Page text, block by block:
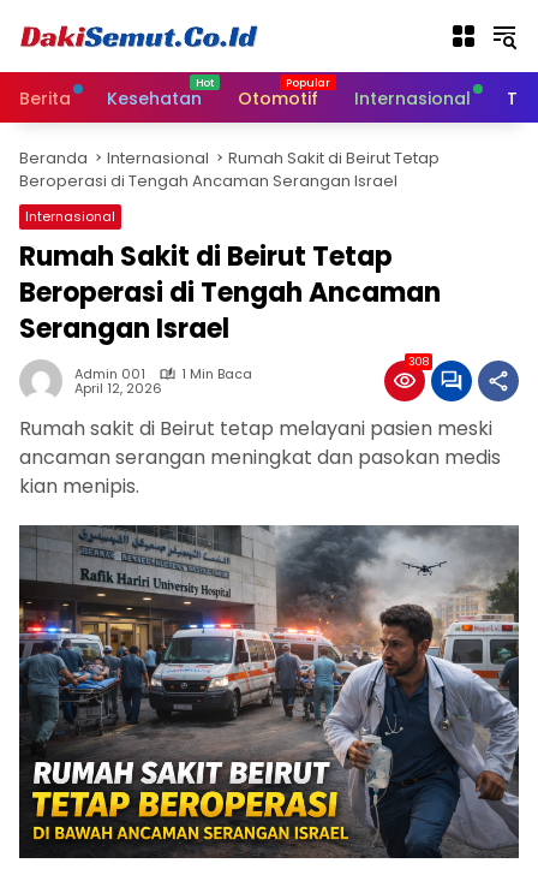
Berita Kesehatan Otomotif Internasional
Beranda Internasional
Rumah Sakit di Beirut Tetap
Beroperasi di Tengah Ancaman Serangan Israel
Internasional
Rumah Sakit di Beirut Tetap
Beroperasi di Tengah Ancaman
Serangan Israel
Admin 001 1 Min Baca
April 12, 2026
308
Rumah sakit di Beirut tetap melayani pasien meski
ancaman serangan meningkat dan pasokan medis
kian menipis.